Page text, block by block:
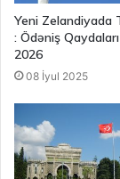
Yeni Zelandiyada
: Ödəniş
2026
08 İyul 2025